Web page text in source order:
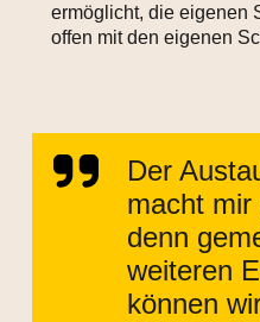
ermöglicht, die eigenen
offen mit den eigenen
Der
macht
denn
weiteren
können